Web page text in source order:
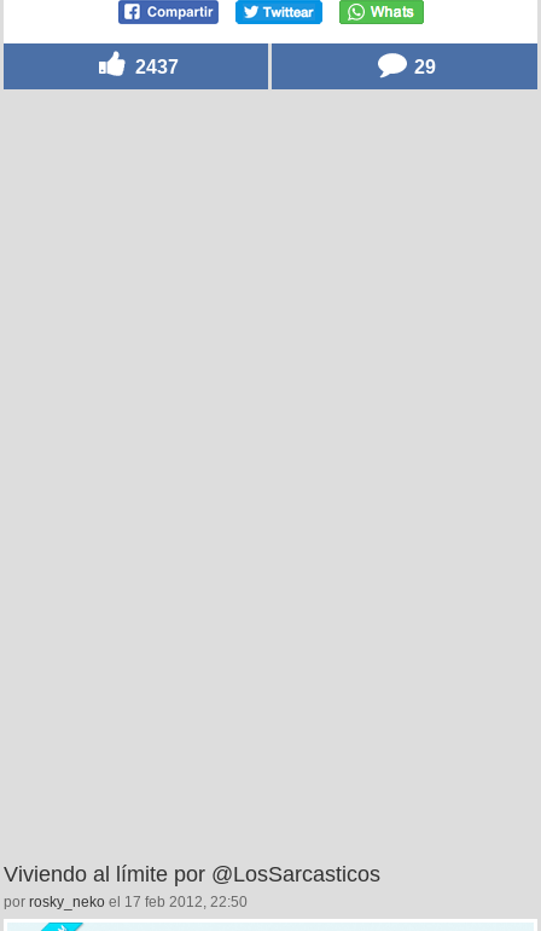
2437 29
Viviendo al límite por @LosSarcasticos
por rosky_neko el 17 feb 2012, 22:50